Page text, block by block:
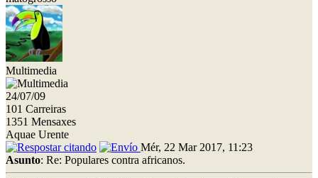
Multimedia
24/07/09
101 Carreiras
1351 Mensaxes
Aquae Urente
Mér, 22 Mar 2017, 11:23
Asunto: Re: Populares contra africanos.